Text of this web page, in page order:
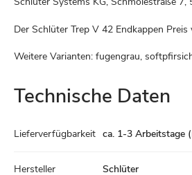
Der Schlüter Trep V 42 Endkappen Preis
Weitere Varianten: fugengrau,
Technische Daten
Daten
Lieferverfügbarkeit ca. 1-3 Arbeitstage
Hersteller Schlüter